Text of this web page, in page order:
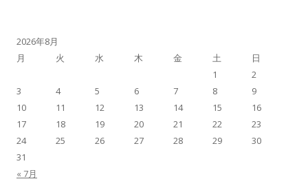
2026年8月
月
火 水 木 金 土 日
« 7月
1
2
3
4 5 6 7 8
9
10
11 12 13 14 15
16
17
18 19 20 21 22
23
24
25 26 27 28 29
30
31